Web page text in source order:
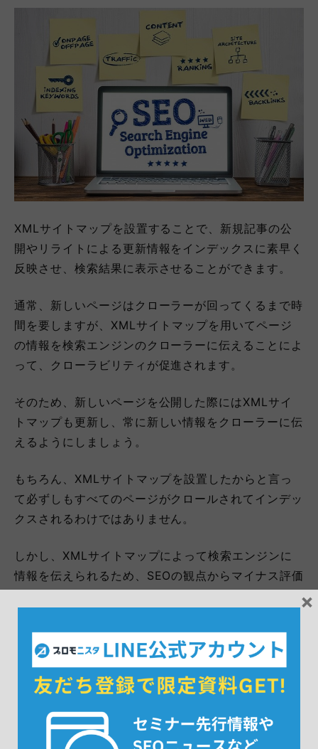
XMLサイトマップを設置することで、新規記事の公
開やリライトによる更新情報をインデックスに素早く
反映させ、検索結果に表示させることができます。
通常、新しいページはクローラーが回ってくるまで時
間を要しますが、XMLサイトマップを用いてページ
の情報を検索エンジンのクローラーに伝えることによ
って、クローラビリティが促進されます。
そのため、新しいページを公開した際にはXMLサイ
トマップも更新し、常に新しい情報をクローラーに伝
えるようにしましょう。
もちろん、XMLサイトマップを設置したからと言っ
て必ずしもすべてのページがクロールされてインデッ
クスされるわけではありません。
しかし、XMLサイトマップによって検索エンジンに
情報を伝えられるため、SEOの観点からマイナス評価
積極的にXMLサイトマップを設置することをおすす
めします。
にSEO対策を相談する
×